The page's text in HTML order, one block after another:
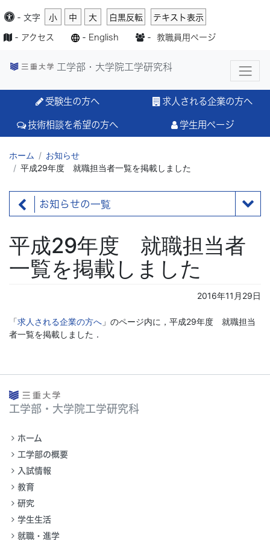
- 文字 小 中 大 白黒反転 テキスト表示
- アクセス - English - 教職員用ページ
工学部・大学院工学研究科
受験生の方へ 求人される企業の方へ
技術相談を希望の方へ 学生用ページ
ホーム
お知らせ
平成29年度 就職担当者一覧を掲載しました
お知らせの一覧
平成29年度 就職担当者
一覧を掲載しました
2016年11月29日
「求人される企業の方へ 」のページ内に， 平成29年度 就職担当
者一覧を掲載しました．
工学部・大学院工学研究科
ホーム
工学部の概要
入試情報
教育
研究
学生生活
就職・進学